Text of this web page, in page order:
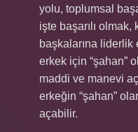
yolu, toplumsal
işte başarılı
başkalarına
erkek için “şahan”
maddi ve manevi
erkeğin “şahan”
açabilir.